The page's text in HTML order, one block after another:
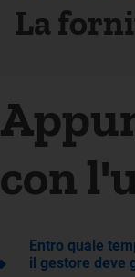
La
con
Entro quale
il gestore deve